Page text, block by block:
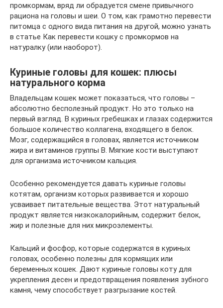
промкормам, вряд ли обрадуется смене привычного
рациона на головы и шеи. О том, как грамотно перевести
питомца с одного вида питания на другой, можно узнать
в статье Как перевести кошку с промкормов на
натуралку (или наоборот).
Куриные головы для кошек: плюсы
натурального корма
Владельцам кошек может показаться, что головы –
абсолютно бесполезный продукт. Но это только на
первый взгляд. В куриных гребешках и глазах содержится
большое количество коллагена, входящего в белок.
Мозг, содержащийся в головах, является источником
жира и витаминов группы В. Мягкие кости выступают
для организма источником кальция.
Особенно рекомендуется давать куриные головы
котятам, организм которых развивается и хорошо
усваивает питательные вещества. Этот натуральный
продукт является низкокалорийным, содержит белок,
жир и полезные для них микроэлементы.
Кальций и фосфор, которые содержатся в куриных
головах, особенно полезны для кормящих или
беременных кошек. Дают куриные головы коту для
укрепления десен и предотвращения появления зубного
камня, чему способствует разгрызание костей.